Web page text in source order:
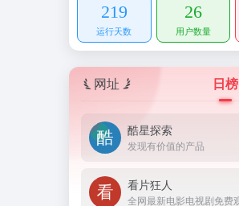
219
运行天数
26
用户数量
网址 日榜
酷星探索
发现有价值的产品
看片狂人
全网最新电影电视剧免费